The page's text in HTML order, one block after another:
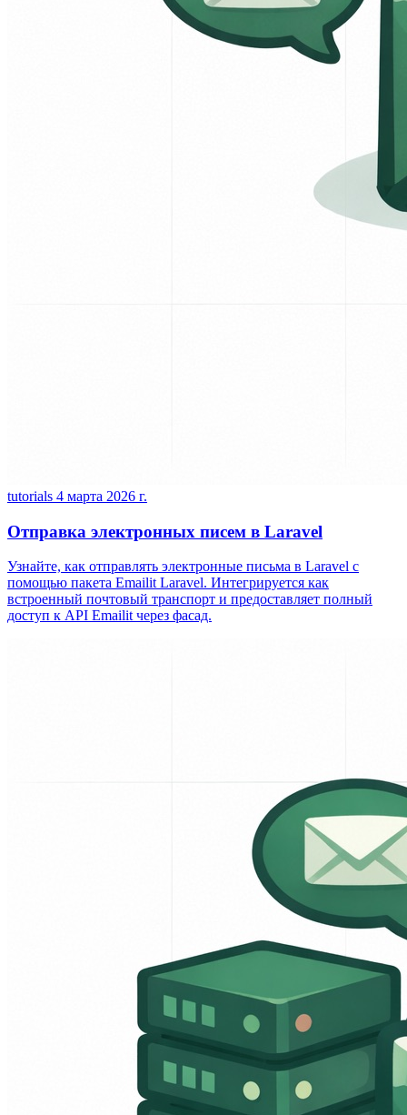
tutorials 4 марта 2026 г.
Отправка электронных писем в Laravel
Узнайте, как отправлять электронные письма в Laravel с
помощью пакета Emailit Laravel. Интегрируется как
встроенный почтовый транспорт и предоставляет полный
доступ к API Emailit через фасад.